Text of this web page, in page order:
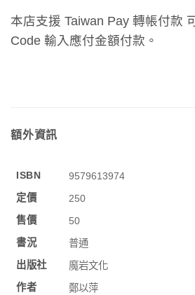
本店支援 Taiwan Pay 轉帳付款
Code 輸入應付金額付款。
額外資訊
ISBN
9579613974
定價
250
售價
50
書況
普通
出版社
魔岩文化
作者
鄭以萍